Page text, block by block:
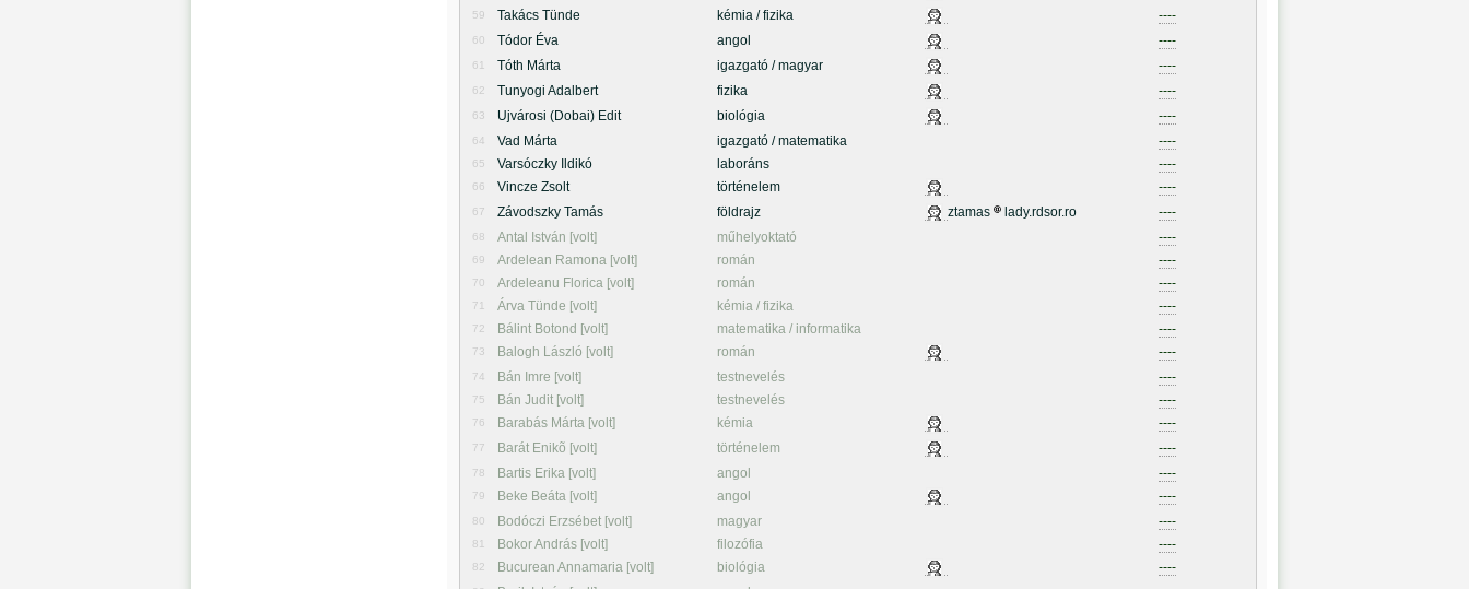
59 Takács Tünde kémia / fizika ----
60 Tódor Éva angol ----
61 Tóth Márta igazgató / magyar ----
62 Tunyogi Adalbert fizika ----
63 Ujvárosi (Dobai) Edit biológia ----
64 Vad Márta igazgató / matematika ----
65 Varsóczky Ildikó laboráns ----
66 Vincze Zsolt történelem ----
67 Závodszky Tamás földrajz ztamas lady.rdsor.ro ----
68 Antal István [volt] műhelyoktató ----
69 Ardelean Ramona [volt] román ----
70 Ardeleanu Florica [volt] román ----
71 Árva Tünde [volt] kémia / fizika ----
72 Bálint Botond [volt] matematika / informatika ----
73 Balogh László [volt] román ----
74 Bán Imre [volt] testnevelés ----
75 Bán Judit [volt] testnevelés ----
76 Barabás Márta [volt] kémia ----
77 Barát Enikõ [volt] történelem ----
78 Bartis Erika [volt] angol ----
79 Beke Beáta [volt] angol ----
80 Bodóczi Erzsébet [volt] magyar ----
81 Bokor András [volt] filozófia ----
82 Bucurean Annamaria [volt] biológia ----